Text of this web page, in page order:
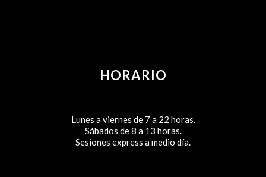
HORARIO
Lunes a viernes de 7 a 22 horas.
Sábados de 8 a 13 horas.
Sesiones express a medio día.